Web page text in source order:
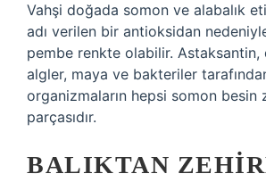
Vahşi doğada somon ve alabalık
adı verilen bir antioksidan nedeniyle
pembe renkte olabilir. Astaksantin,
algler, maya ve bakteriler
organizmaların hepsi somon besin
parçasıdır.
BALIKTAN